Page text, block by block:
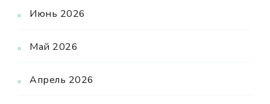
Июнь 2026
Май 2026
Апрель 2026